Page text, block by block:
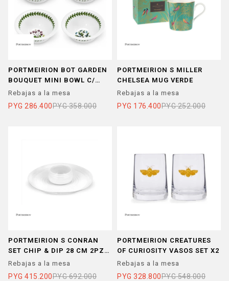
PORTMEIRION BOT GARDEN
BOUQUET MINI BOWL C/
TAPA
Rebajas a la mesa
PYG 286.400PYG 358.000
PORTMEIRION S MILLER
CHELSEA MUG VERDE
Rebajas a la mesa
PYG 176.400PYG 252.000
PORTMEIRION S CONRAN
SET CHIP & DIP 28 CM 2PZ
BLANCO
Rebajas a la mesa
PYG 415.200PYG 692.000
PORTMEIRION CREATURES
OF CURIOSITY VASOS SET X2
Rebajas a la mesa
PYG 328.800PYG 548.000